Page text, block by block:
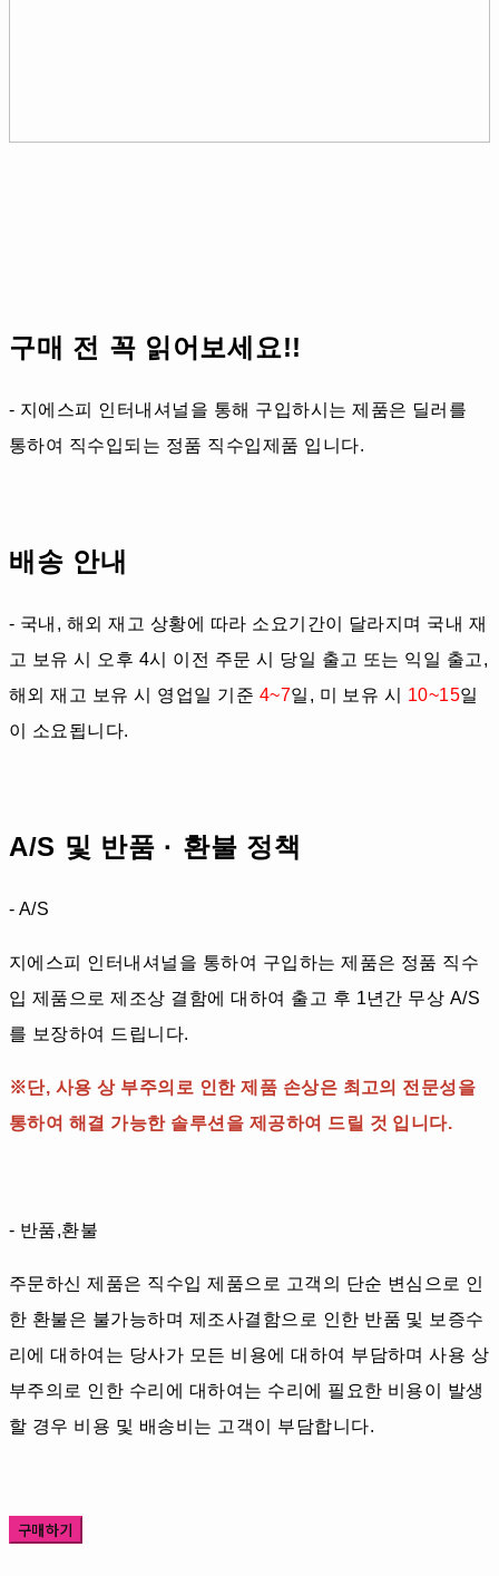
구매 전 꼭 읽어보세요!!
- 지에스피 인터내셔널을 통해 구입하시는 제품은 딜러를
통하여 직수입되는 정품 직수입제품 입니다.
배송 안내
- 국내, 해외 재고 상황에 따라 소요기간이 달라지며 국내 재
고 보유 시 오후 4시 이전 주문 시 당일 출고 또는 익일 출고,
해외 재고 보유 시 영업일 기준 4~7일, 미 보유 시 10~15일
이 소요됩니다.
A/S 및 반품 · 환불 정책
- A/S
지에스피 인터내셔널을 통하여 구입하는 제품은 정품 직수
입 제품으로 제조상 결함에 대하여 출고 후 1년간 무상 A/S
를 보장하여 드립니다.
※단, 사용 상 부주의로 인한 제품 손상은 최고의 전문성을
통하여 해결 가능한 솔루션을 제공하여 드릴 것 입니다.
- 반품,환불
주문하신 제품은 직수입 제품으로 고객의 단순 변심으로 인
한 환불은 불가능하며 제조사결함으로 인한 반품 및 보증수
리에 대하여는 당사가 모든 비용에 대하여 부담하며 사용 상
부주의로 인한 수리에 대하여는 수리에 필요한 비용이 발생
할 경우 비용 및 배송비는 고객이 부담합니다.
구매하기